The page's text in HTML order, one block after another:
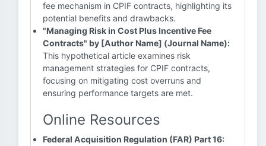
fee mechanism in CPIF contracts, highlighting its
potential benefits and drawbacks.
"Managing Risk in Cost Plus Incentive Fee
Contracts" by [Author Name] (Journal Name):
This hypothetical article examines risk
management strategies for CPIF contracts,
focusing on mitigating cost overruns and
ensuring performance targets are met.
Online Resources
Federal Acquisition Regulation (FAR) Part 16: